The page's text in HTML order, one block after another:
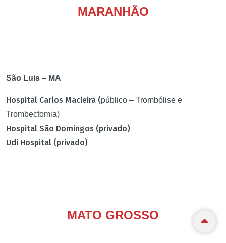
MARANHÃO
São Luis – MA
Hospital Carlos Macieira (público – Trombólise e
Trombectomia)
Hospital São Domingos (privado)
Udi Hospital (privado)
MATO GROSSO